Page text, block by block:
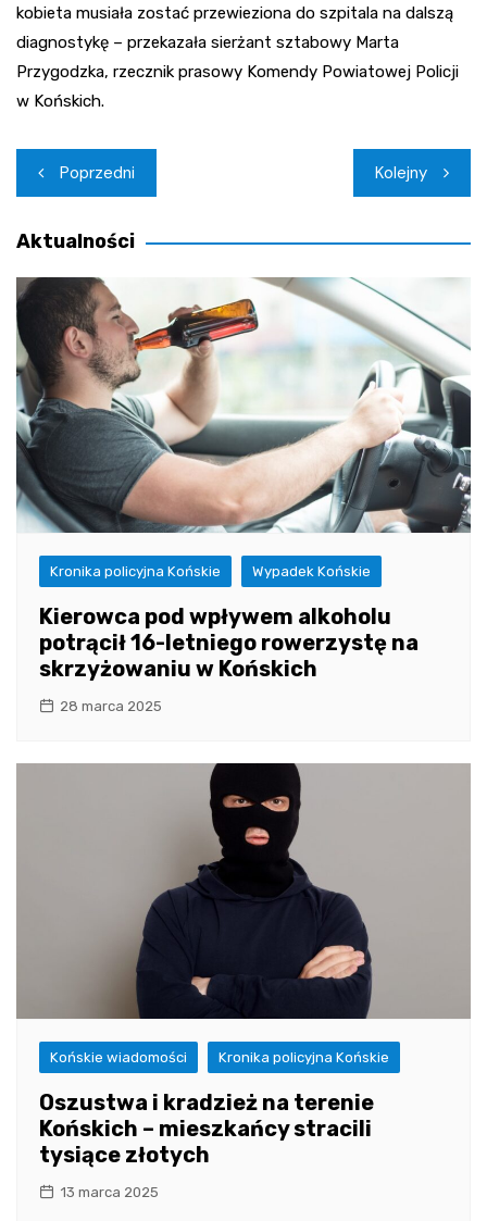
kobieta musiała zostać przewieziona do szpitala na dalszą
diagnostykę – przekazała sierżant sztabowy Marta
Przygodzka, rzecznik prasowy Komendy Powiatowej Policji
w Końskich.
Nawigacja
wpisu
Poprzedni Kolejny
Aktualności
Kronika policyjna Końskie Wypadek Końskie
Kierowca pod wpływem alkoholu
potrącił 16-letniego rowerzystę na
skrzyżowaniu w Końskich
28 marca 2025
Końskie wiadomości Kronika policyjna Końskie
Oszustwa i kradzież na terenie
Końskich – mieszkańcy stracili
tysiące złotych
13 marca 2025